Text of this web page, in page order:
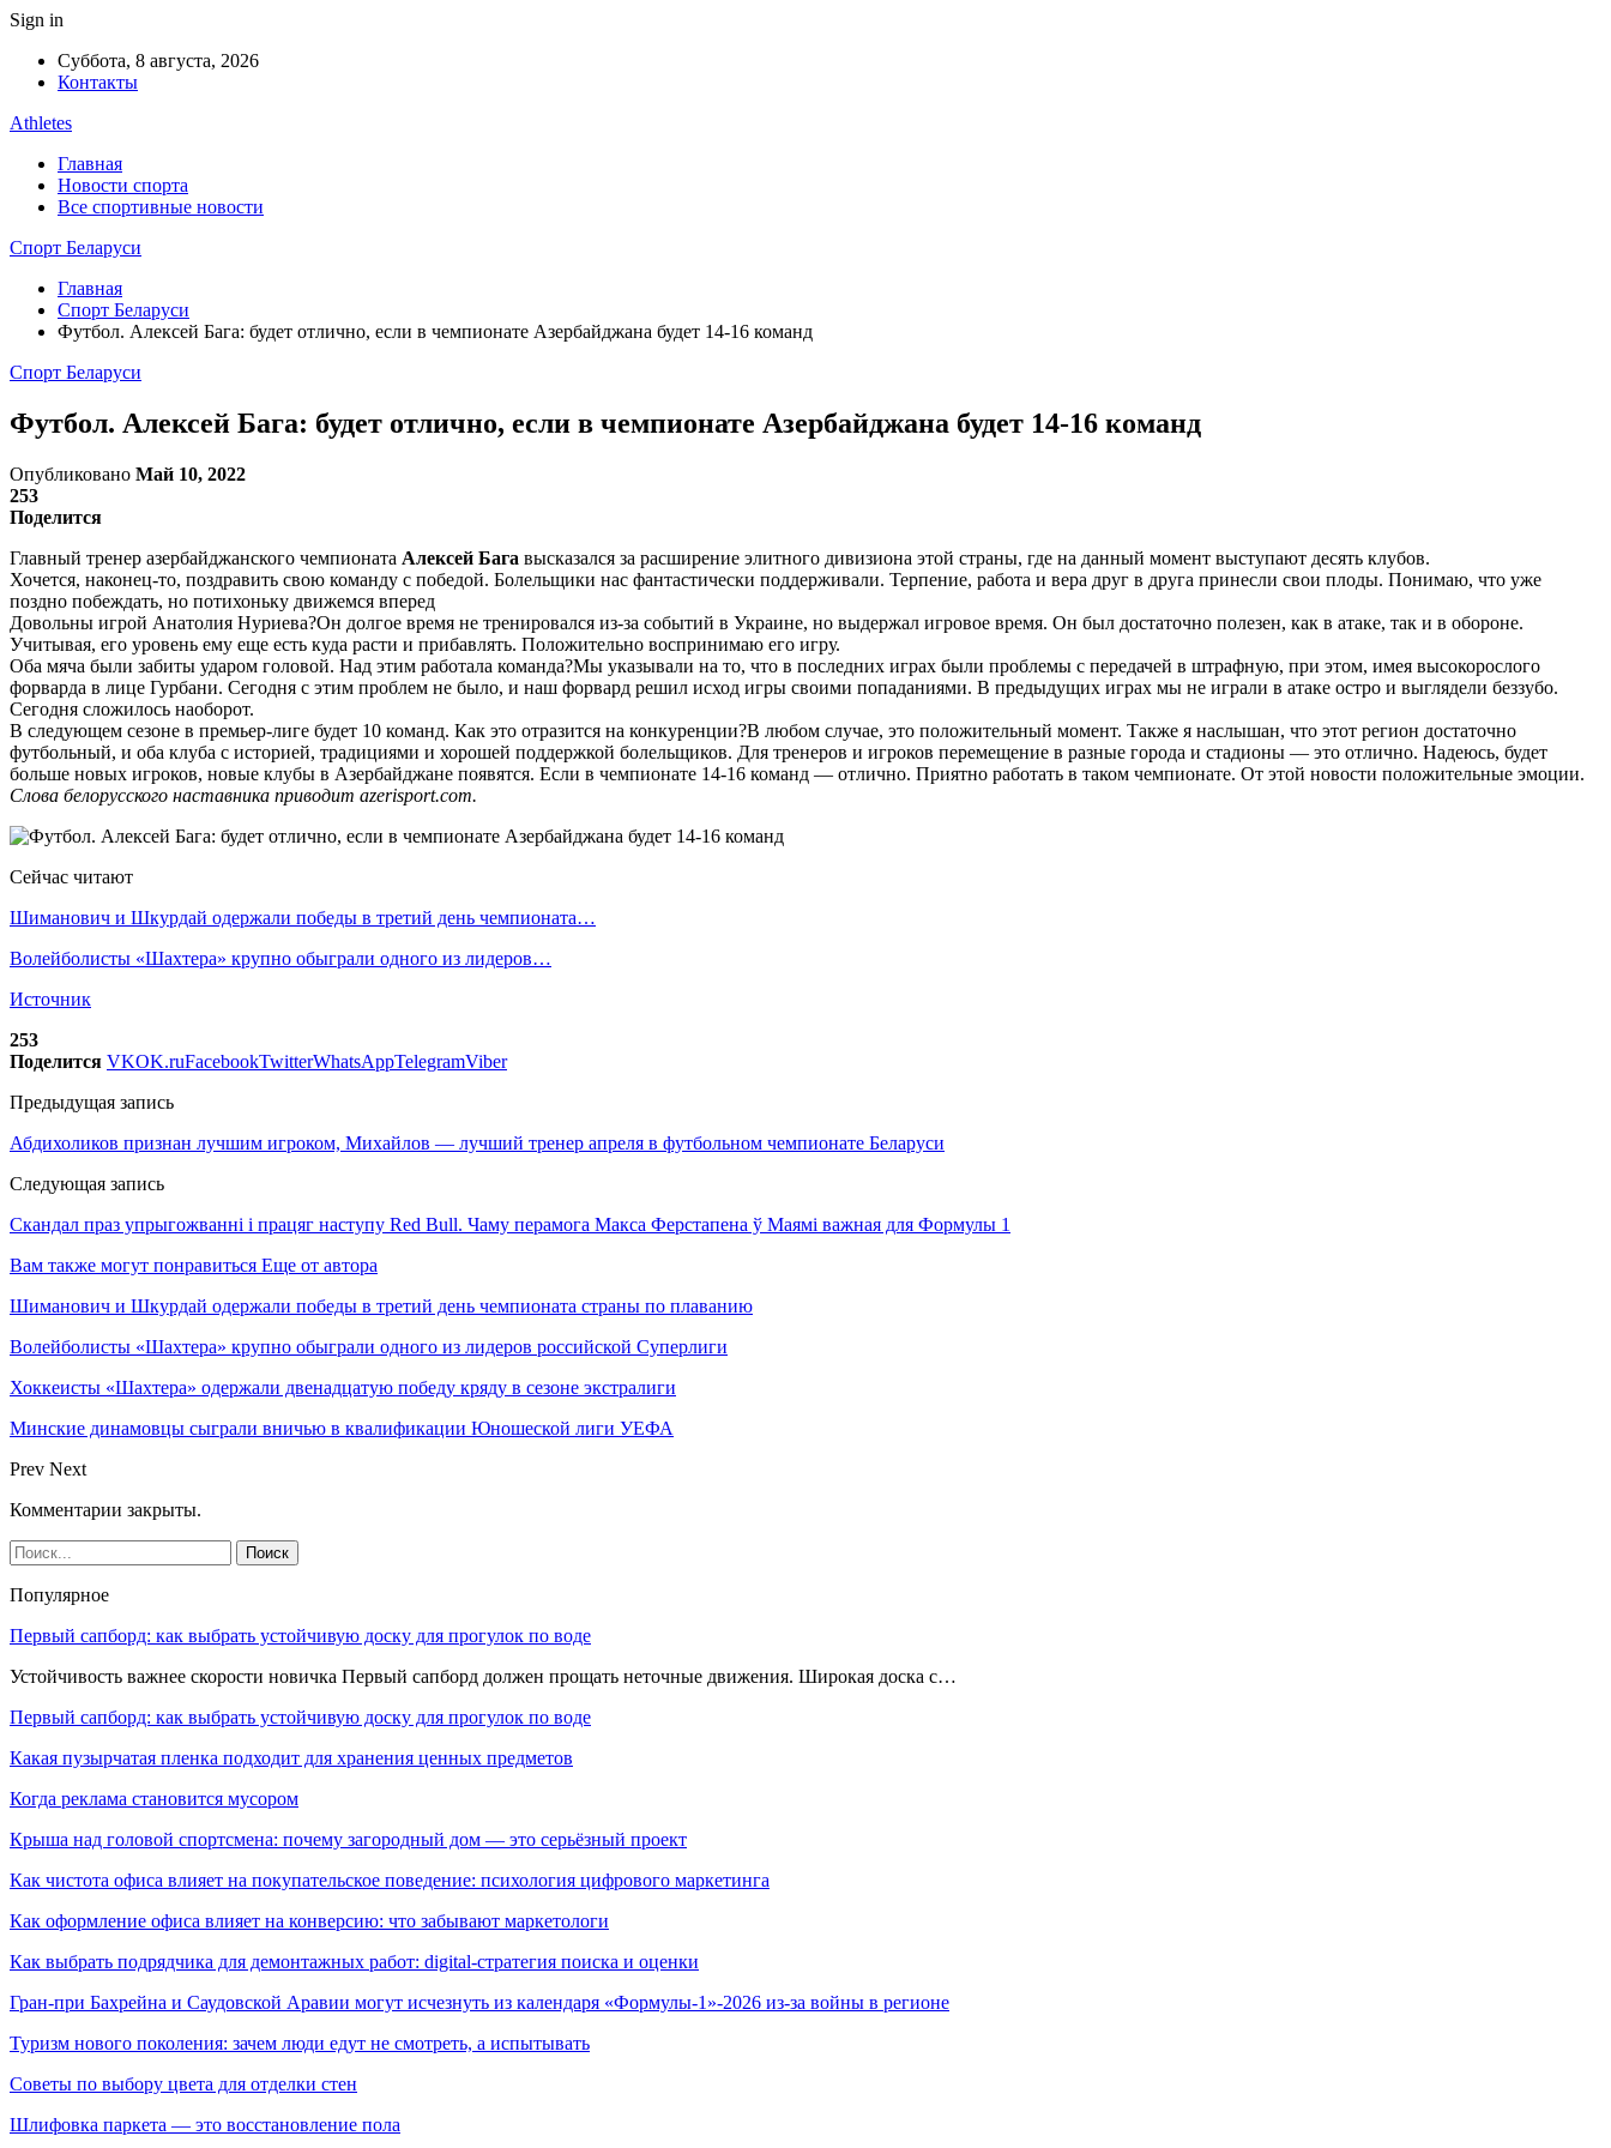
Sign in
Суббота, 8 августа, 2026
Контакты
Athletes
Главная
Новости спорта
Все спортивные новости
Спорт Беларуси
Главная
Спорт Беларуси
Футбол. Алексей Бага: будет отлично, если в чемпионате Азербайджана будет 14-16 команд
Спорт Беларуси
Футбол. Алексей Бага: будет отлично, если в чемпионате Азербайджана будет 14-16 команд
Опубликовано Май 10, 2022
253
Поделится
Главный тренер азербайджанского чемпионата Алексей Бага высказался за расширение элитного дивизиона этой страны, где на данный момент выступают десять клубов.
Хочется, наконец-то, поздравить свою команду с победой. Болельщики нас фантастически поддерживали. Терпение, работа и вера друг в друга принесли свои плоды. Понимаю, что уже
поздно побеждать, но потихоньку движемся вперед
Довольны игрой Анатолия Нуриева?Он долгое время не тренировался из-за событий в Украине, но выдержал игровое время. Он был достаточно полезен, как в атаке, так и в обороне.
Учитывая, его уровень ему еще есть куда расти и прибавлять. Положительно воспринимаю его игру.
Оба мяча были забиты ударом головой. Над этим работала команда?Мы указывали на то, что в последних играх были проблемы с передачей в штрафную, при этом, имея высокорослого
форварда в лице Гурбани. Сегодня с этим проблем не было, и наш форвард решил исход игры своими попаданиями. В предыдущих играх мы не играли в атаке остро и выглядели беззубо.
Сегодня сложилось наоборот.
В следующем сезоне в премьер-лиге будет 10 команд. Как это отразится на конкуренции?В любом случае, это положительный момент. Также я наслышан, что этот регион достаточно
футбольный, и оба клуба с историей, традициями и хорошей поддержкой болельщиков. Для тренеров и игроков перемещение в разные города и стадионы — это отлично. Надеюсь, будет
больше новых игроков, новые клубы в Азербайджане появятся. Если в чемпионате 14-16 команд — отлично. Приятно работать в таком чемпионате. От этой новости положительные эмоции.
Слова белорусского наставника приводит azerisport.com.
Сейчас читают
Шиманович и Шкурдай одержали победы в третий день чемпионата…
Волейболисты «Шахтера» крупно обыграли одного из лидеров…
Источник
253
Поделится VKOK.ruFacebookTwitterWhatsAppTelegramViber
Предыдущая запись
Абдихоликов признан лучшим игроком, Михайлов — лучший тренер апреля в футбольном чемпионате Беларуси
Следующая запись
Скандал праз упрыгожванні і працяг наступу Red Bull. Чаму перамога Макса Ферстапена ў Маямі важная для Формулы 1
Вам также могут понравиться Еще от автора
Шиманович и Шкурдай одержали победы в третий день чемпионата страны по плаванию
Волейболисты «Шахтера» крупно обыграли одного из лидеров российской Суперлиги
Хоккеисты «Шахтера» одержали двенадцатую победу кряду в сезоне экстралиги
Минские динамовцы сыграли вничью в квалификации Юношеской лиги УЕФА
Prev Next
Комментарии закрыты.
Популярное
Первый сапборд: как выбрать устойчивую доску для прогулок по воде
Устойчивость важнее скорости новичка Первый сапборд должен прощать неточные движения. Широкая доска с…
Первый сапборд: как выбрать устойчивую доску для прогулок по воде
Какая пузырчатая пленка подходит для хранения ценных предметов
Когда реклама становится мусором
Крыша над головой спортсмена: почему загородный дом — это серьёзный проект
Как чистота офиса влияет на покупательское поведение: психология цифрового маркетинга
Как оформление офиса влияет на конверсию: что забывают маркетологи
Как выбрать подрядчика для демонтажных работ: digital-стратегия поиска и оценки
Гран-при Бахрейна и Саудовской Аравии могут исчезнуть из календаря «Формулы-1»-2026 из-за войны в регионе
Туризм нового поколения: зачем люди едут не смотреть, а испытывать
Советы по выбору цвета для отделки стен
Шлифовка паркета — это восстановление пола